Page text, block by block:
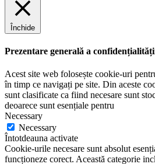
Închide
Prezentare generală a
Acest site web folosește cookie-uri
în timp ce navigați pe site. Din aceste
sunt clasificate ca fiind necesare sunt
deoarece sunt esențiale pentru
Necessary
Necessary
Întotdeauna activate
Cookie-urile necesare sunt absolut
funcționeze corect. Această categorie